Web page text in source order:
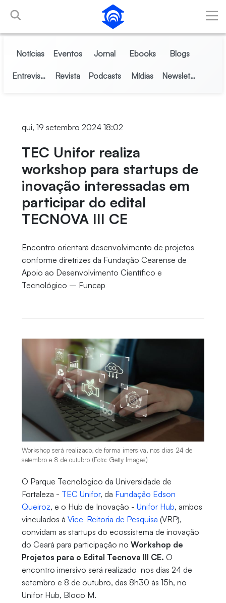
Pular para o Conteúdo principal
Notícias Eventos Jornal Ebooks Blogs
Entrevistas Revista Podcasts Mídias Newsletter
qui, 19 setembro 2024 18:02
TEC Unifor realiza
workshop para startups de
inovação interessadas em
participar do edital
TECNOVA III CE
Encontro orientará desenvolvimento de projetos
conforme diretrizes da Fundação Cearense de
Apoio ao Desenvolvimento Científico e
Tecnológico – Funcap
Workshop será realizado, de forma imersiva, nos dias 24 de
setembro e 8 de outubro (Foto: Getty Images)
O Parque Tecnológico da Universidade de
Fortaleza - TEC Unifor, da Fundação Edson
Queiroz, e o Hub de Inovação - Unifor Hub, ambos
vinculados à Vice-Reitoria de Pesquisa (VRP),
convidam as startups do ecossistema de inovação
do Ceará para participação no Workshop de
Projetos para o Edital Tecnova III CE. O
encontro imersivo será realizado nos dias 24 de
setembro e 8 de outubro, das 8h30 às 15h, no
Unifor Hub, Bloco M.